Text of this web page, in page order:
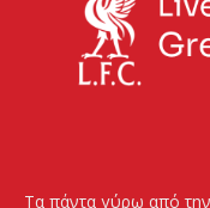
Τα πάντα γύρω από